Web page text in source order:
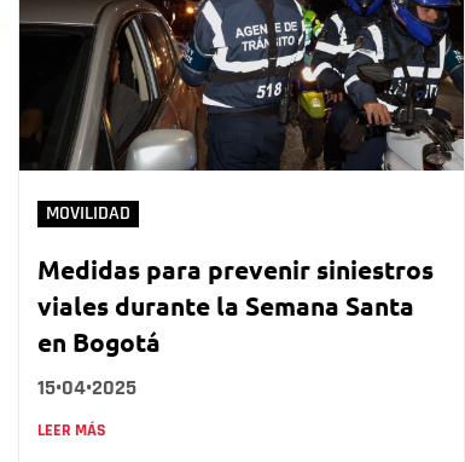
MOVILIDAD
Medidas para prevenir siniestros
viales durante la Semana Santa
en Bogotá
15•04•2025
LEER MÁS